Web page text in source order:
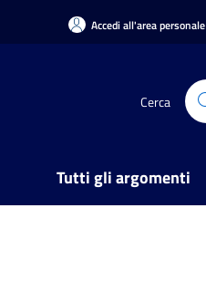
Accedi all'area personale
Cerca
Tutti gli argomenti